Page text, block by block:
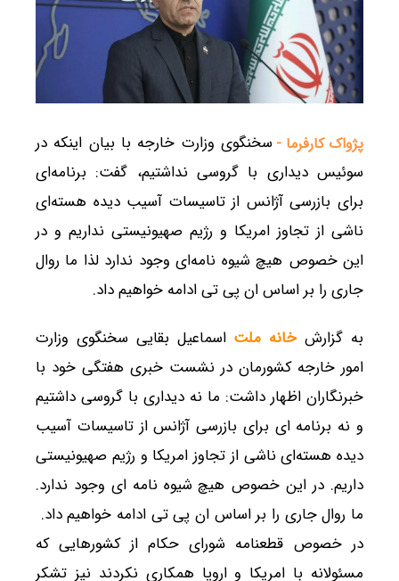
پژواک کارفرما - سخنگوی وزارت خارجه با بیان اینکه در
سوئیس دیداری با گروسی نداشتیم، گفت: برنامه‌ای
برای بازرسی آژانس از تاسیسات آسیب دیده هسته‌ای
ناشی از تجاوز امریکا و رژیم صهیونیستی نداریم و در
این خصوص هیچ شیوه نامه‌ای وجود ندارد لذا ما روال
جاری را بر اساس ان پی تی ادامه خواهیم داد.
به گزارشخانه ملتاسماعیل بقایی سخنگوی وزارت
امور خارجه کشورمان در نشست خبری هفتگی خود با
خبرنگاران اظهار داشت: ما نه دیداری با گروسی داشتیم
و نه برنامه ای برای بازرسی آژانس از تاسیسات آسیب
دیده هسته‌ای ناشی از تجاوز امریکا و رژیم صهیونیستی
داریم. در این خصوص هیچ شیوه نامه ای وجود ندارد.
ما روال جاری را بر اساس ان پی تی ادامه خواهیم داد.
در خصوص قطعنامه شورای حکام از کشورهایی که
مسئولانه با امریکا و اروپا همکاری نکردند نیز تشکر